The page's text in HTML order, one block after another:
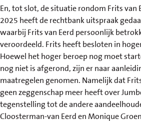
En, tot slot, de situatie rondom Frits van
2025 heeft de rechtbank uitspraak
waarbij Frits van Eerd persoonlijk
veroordeeld. Frits heeft besloten in
Hoewel het hoger beroep nog moet
nog niet is afgerond, zijn er naar
maatregelen genomen. Namelijk dat
geen zeggenschap meer heeft over
tegenstelling tot de andere
Cloosterman-van Eerd en Monique